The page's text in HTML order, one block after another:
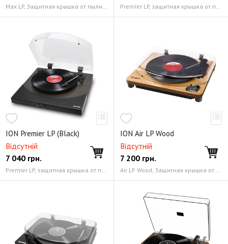
Max LP, Защитная крышка от пыли, Коврик (слипмат) из войлока, Адаптер на 45 об/мин, USB-кабель (1,5 м), Блок питания, Карта загрузки программного обеспечения, Руководство пользователя Выходы 2 x RCA, выход для наушников 3,5 мм и дополнительный вход 3,5 мм, USB-порт Premier LP, защитная крышка от пыли, коврик (слипмат) из фетра, адаптер на 45 об/мин, USB-кабель (1,5 м), блок питания, карта загрузки программного обеспечения, руководство пользователя Выходы 2 x RCA, выход для наушников 3,5 мм и дополнительный вход 3,5 мм, USB-порт
ION Premier LP (Black)
Відсутній
7 040 грн.
Premier LP, защитная крышка от пыли, коврик (слипмат) из фетра, адаптер на 45 об/мин, USB-кабель (1,5 м), блок питания, карта загрузки программного обеспечения, руководство пользователя Выходы 2 x RCA, выход для наушников 3,5 мм и дополнительный вход 3,5 мм, USB-порт
ION Air LP Wood
Відсутній
7 200 грн.
Air LP Wood, Защитная крышка от пыли, Коврик (слипмат) из войлока, Адаптер на 45 об/мин, USB-кабель (1,5 м), RCA-кабель (1 м), Кабель Aux с миниджеком 3,5 мм, Блок питания, Карта загрузки программного обеспечения, Руководство пользователя Выходы 2 x RCA, выход для наушников 3,5 мм и дополнительный вход 3,5 мм, USB-порт